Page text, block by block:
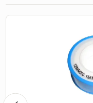
TEFLON